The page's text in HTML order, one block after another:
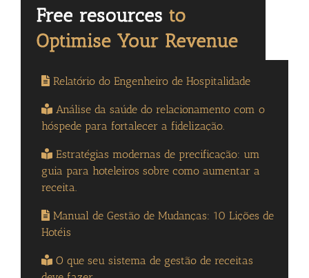
Relatório do Engenheiro de Hospitalidade
Análise da saúde do relacionamento com o
hóspede para fortalecer a fidelização.
Estratégias modernas de precificação: um
guia para hoteleiros sobre como aumentar a
receita.
Manual de Gestão de Mudanças: 10 Lições de
Hotéis
O que seu sistema de gestão de receitas